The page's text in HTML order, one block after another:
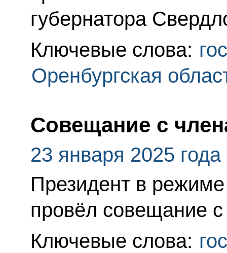
губернатора
Ключевые слова:
Оренбургская
Совещание с
23 января 2025 года
Президент в
провёл совещание
Ключевые слова: